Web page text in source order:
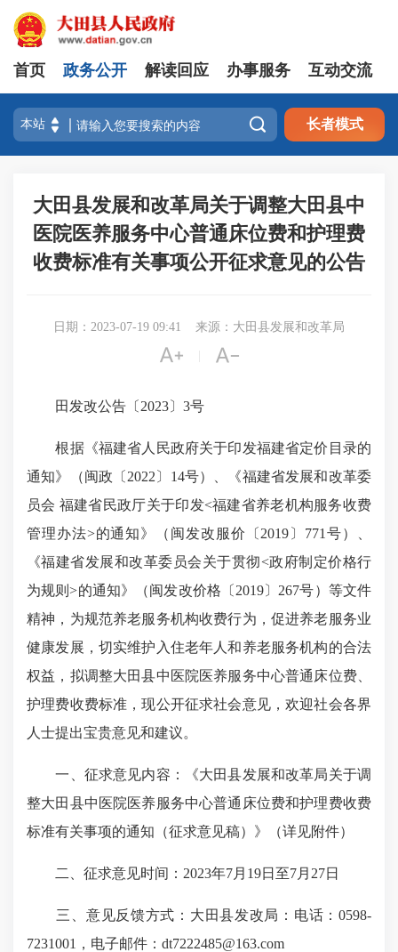
首页 政务公开 解读回应 办事服务 互动交流
 长者模式
大田县发展和改革局关于调整大田县中
医院医养服务中心普通床位费和护理费
收费标准有关事项公开征求意见的公告
日期：2023-07-19 09:41 来源：大田县发展和改革局
 
田发改公告〔2023〕3号
根据《福建省人民政府关于印发福建省定价目录的
通知》（闽政〔2022〕14号）、《福建省发展和改革委
员会 福建省民政厅关于印发<福建省养老机构服务收费
管理办法>的通知》（闽发改服价〔2019〕771号）、
《福建省发展和改革委员会关于贯彻<政府制定价格行
为规则>的通知》（闽发改价格〔2019〕267号）等文件
精神，为规范养老服务机构收费行为，促进养老服务业
健康发展，切实维护入住老年人和养老服务机构的合法
权益，拟调整大田县中医院医养服务中心普通床位费、
护理费收费标准，现公开征求社会意见，欢迎社会各界
人士提出宝贵意见和建议。
一、征求意见内容：《大田县发展和改革局关于调
整大田县中医院医养服务中心普通床位费和护理费收费
标准有关事项的通知（征求意见稿）》（详见附件）
二、征求意见时间：2023年7月19日至7月27日
三、意见反馈方式：大田县发改局：电话：0598-
7231001，电子邮件：dt7222485@163.com